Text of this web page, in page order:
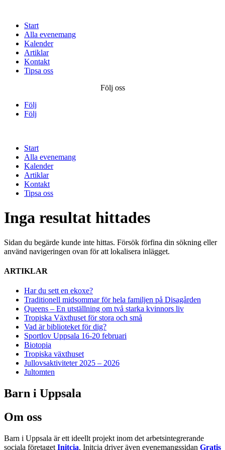
Start
Alla evenemang
Kalender
Artiklar
Kontakt
Tipsa oss
Följ oss
Följ
Följ
Start
Alla evenemang
Kalender
Artiklar
Kontakt
Tipsa oss
Inga resultat hittades
Sidan du begärde kunde inte hittas. Försök förfina din sökning eller
använd navigeringen ovan för att lokalisera inlägget.
ARTIKLAR
Har du sett en ekoxe?
Traditionell midsommar för hela familjen på Disagården
Queens – En utställning om två starka kvinnors liv
Tropiska Växthuset för stora och små
Vad är biblioteket för dig?
Sportlov Uppsala 16-20 februari
Biotopia
Tropiska växthuset
Jullovsaktiviteter 2025 – 2026
Jultomten
Barn i Uppsala
Om oss
Barn i Uppsala är ett ideellt projekt inom det arbetsintegrerande
sociala företaget Initcia. Initcia driver även evenemangssidan Gratis